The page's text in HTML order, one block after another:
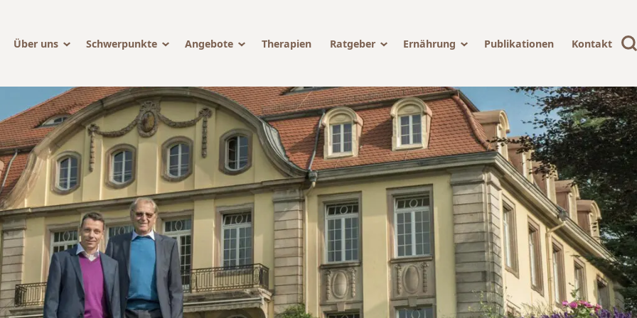
Über uns Schwerpunkte Angebote Therapien Ratgeber Ernährung Publikationen Kontakt